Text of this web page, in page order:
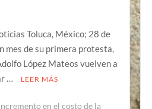
Toluca, México; 28 de
mes de su primera protesta,
López Mateos vuelven a
…
LEER MÁS
en el costo de la